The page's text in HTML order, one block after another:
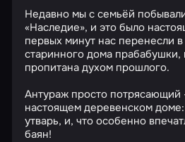
Недавно мы с семьёй
«Наследие», и это было
первых минут нас перенесли
старинного дома прабабушки,
пропитана духом прошлого.
Антураж просто потрясающий
настоящем деревенском
утварь, и, что особенно
баян!